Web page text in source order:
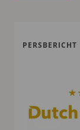
PERSBERICHT